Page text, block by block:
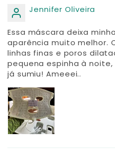
Jennifer Oliveira
Essa máscara deixa
aparência muito melhor.
linhas finas e poros
pequena espinha à
já sumiu! Ameeei..